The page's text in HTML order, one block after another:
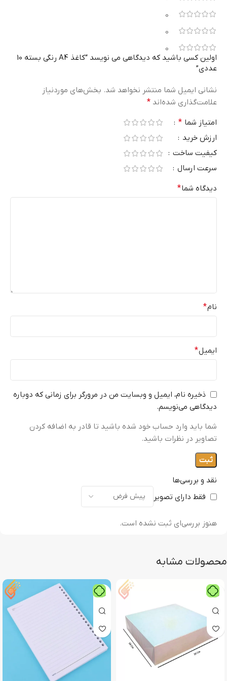
0
0
0
نقد و بررسی‌ها
فقط دارای تصویر
هنوز بررسی‌ای ثبت نشده است.
اولین کسی باشید که دیدگاهی می نویسد “کاغذ A4 رنگی بسته 10
عددی”
نشانی ایمیل شما منتشر نخواهد شد. بخش‌های موردنیاز
علامت‌گذاری شده‌اند *
امتیاز شما *
ارزش خرید
کیفیت ساخت
سرعت ارسال
دیدگاه شما*
نام*
ایمیل*
ذخیره نام، ایمیل و وبسایت من در مرورگر برای زمانی که دوباره
دیدگاهی می‌نویسم.
شما باید وارد حساب خود شده باشید تا قادر به اضافه کردن
تصاویر در نظرات باشید.
محصولات مشابه